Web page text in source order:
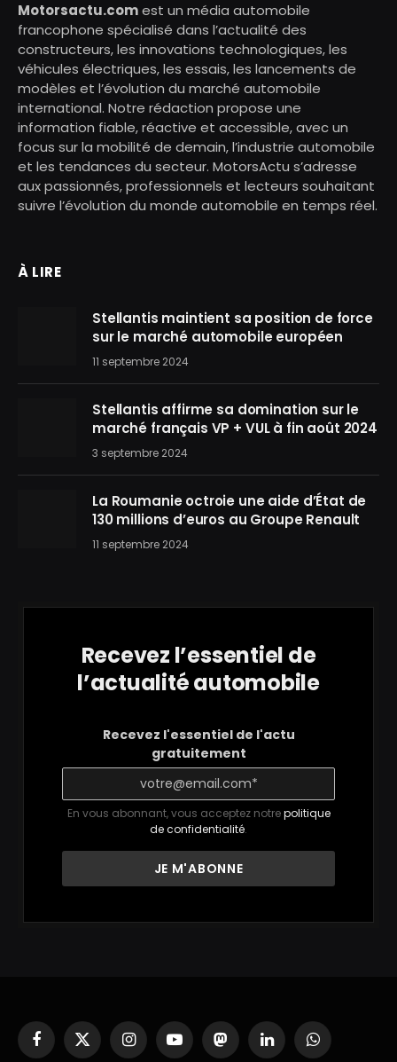
Motorsactu.comest un média automobile
francophone spécialisé dans l’actualité des
constructeurs, les innovations technologiques, les
véhicules électriques, les essais, les lancements de
modèles et l’évolution du marché automobile
international. Notre rédaction propose une
information fiable, réactive et accessible, avec un
focus sur la mobilité de demain, l’industrie automobile
et les tendances du secteur. MotorsActu s’adresse
aux passionnés, professionnels et lecteurs souhaitant
suivre l’évolution du monde automobile en temps réel.
À LIRE
Stellantis maintient sa position de force
sur le marché automobile européen
11 septembre 2024
Stellantis affirme sa domination sur le
marché français VP + VUL à fin août 2024
3 septembre 2024
La Roumanie octroie une aide d’État de
130 millions d’euros au Groupe Renault
11 septembre 2024
Recevez l’essentiel de
l’actualité automobile
Recevez l'essentiel de l'actu
gratuitement
En vous abonnant, vous acceptez notrepolitique
de confidentialité.
Facebook
X
InstagramYouTubeMastodonLinkedInWhatsApp